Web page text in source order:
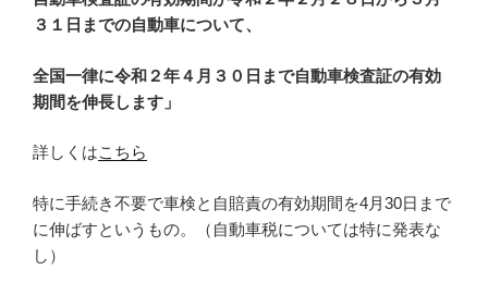
３１日までの自動車について、
全国一律に令和２年４月３０日まで自動車検査証の有効
期間を伸長します」
詳しくはこちら
特に手続き不要で車検と自賠責の有効期間を4月30日まで
に伸ばすというもの。（自動車税については特に発表な
し）